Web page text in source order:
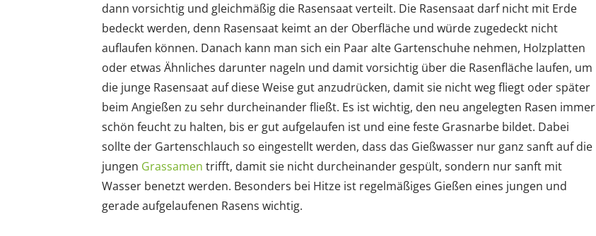
dann vorsichtig und gleichmäßig die Rasensaat verteilt. Die Rasensaat darf nicht mit Erde
bedeckt werden, denn Rasensaat keimt an der Oberfläche und würde zugedeckt nicht
auflaufen können. Danach kann man sich ein Paar alte Gartenschuhe nehmen, Holzplatten
oder etwas Ähnliches darunter nageln und damit vorsichtig über die Rasenfläche laufen, um
die junge Rasensaat auf diese Weise gut anzudrücken, damit sie nicht weg fliegt oder später
beim Angießen zu sehr durcheinander fließt. Es ist wichtig, den neu angelegten Rasen immer
schön feucht zu halten, bis er gut aufgelaufen ist und eine feste Grasnarbe bildet. Dabei
sollte der Gartenschlauch so eingestellt werden, dass das Gießwasser nur ganz sanft auf die
jungen Grassamen trifft, damit sie nicht durcheinander gespült, sondern nur sanft mit
Wasser benetzt werden. Besonders bei Hitze ist regelmäßiges Gießen eines jungen und
gerade aufgelaufenen Rasens wichtig.